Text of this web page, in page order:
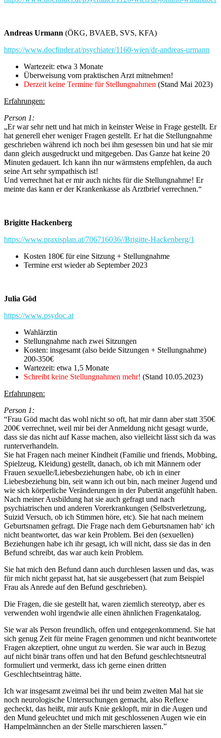
Andreas Urmann (ÖKG, BVAEB, SVS, KFA)
https://www.docfinder.at/psychiater/1160-wien/dr-andreas-urmann
Wartezeit: etwa 3 Monate
Überweisung vom praktischen Arzt mitnehmen!
Derzeit keine Termine für Stellungnahmen (Stand Mai 2023)
Erfahrungen:
Person 1:
„Er war sehr nett und hat mich in keinster Weise in Frage gestellt. Er
hat generell eher weniger Fragen gestellt. Er hat die Stellungnahme
geschrieben während ich noch bei ihm gesessen bin und hat sie mir
dann gleich ausgedruckt und mitgegeben. Das Ganze hat keine 20
Minuten gedauert. Ich kann ihn nur wärmstens empfehlen, da auch
seine Art sehr sympathisch ist!
Und verrechnet hat er mir auch nichts für die Stellungnahme! Er
meinte das kann er der Krankenkasse als Arztbrief verrechnen.“
Brigitte Hackenberg
https://www.praxisplan.at/706716036//Brigitte-Hackenberg/1
Kosten 180€ für eine Sitzung + Stellungnahme
Termine erst wieder ab September 2023
Julia Göd
https://www.psydoc.at
Wahlärztin
Stellungnahme nach zwei Sitzungen
Kosten: insgesamt (also beide Sitzungen + Stellungnahme)
200-350€
Wartezeit: etwa 1,5 Monate
Schreibt keine Stellungnahmen mehr! (Stand 10.05.2023)
Erfahrungen:
Person 1:
“Frau Göd macht das wohl nicht so oft, hat mir dann aber statt 350€
200€ verrechnet, weil mir bei der Anmeldung nicht gesagt wurde,
dass sie das nicht auf Kasse machen, also vielleicht lässt sich da was
runterverhandeln.
Sie hat Fragen nach meiner Kindheit (Familie und friends, Mobbing,
Spielzeug, Kleidung) gestellt, danach, ob ich mit Männern oder
Frauen sexuelle/Liebesbeziehungen habe, ob ich in einer
Liebesbeziehung bin, seit wann ich out bin, nach meiner Jugend und
wie sich körperliche Veränderungen in der Pubertät angefühlt haben.
Nach meiner Ausbildung hat sie auch gefragt und nach
psychiatrischen und anderen Vorerkrankungen (Selbstverletzung,
Suizid Versuch, ob ich Stimmen höre, etc). Sie hat nach meinem
Geburtsnamen gefragt. Die Frage nach dem Geburtsnamen hab‘ ich
nicht beantwortet, das war kein Problem. Bei den (sexuellen)
Beziehungen habe ich ihr gesagt, ich will nicht, dass sie das in den
Befund schreibt, das war auch kein Problem.
Sie hat mich den Befund dann auch durchlesen lassen und das, was
für mich nicht gepasst hat, hat sie ausgebessert (hat zum Beispiel
Frau als Anrede auf den Befund geschrieben).
Die Fragen, die sie gestellt hat, waren ziemlich stereotyp, aber es
verwenden wohl irgendwie alle einen ähnlichen Fragenkatalog.
Sie war als Person freundlich, offen und entgegenkommend. Sie hat
sich genug Zeit für meine Fragen genommen und nicht beantwortete
Fragen akzeptiert, ohne ungut zu werden. Sie war auch in Bezug
auf nicht binär trans offen und hat den Befund geschlechtsneutral
formuliert und vermerkt, dass ich gerne einen dritten
Geschlechtseintrag hätte.
Ich war insgesamt zweimal bei ihr und beim zweiten Mal hat sie
noch neurologische Untersuchungen gemacht, also Reflexe
gecheckt, das heißt, mir aufs Knie geklopft, mir in die Augen und
den Mund geleuchtet und mich mit geschlossenen Augen wie ein
Hampelmännchen an der Stelle marschieren lassen.”